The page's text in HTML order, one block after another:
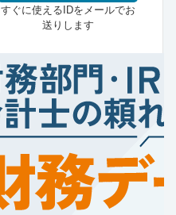
すぐに使えるIDをメールでお
送りします